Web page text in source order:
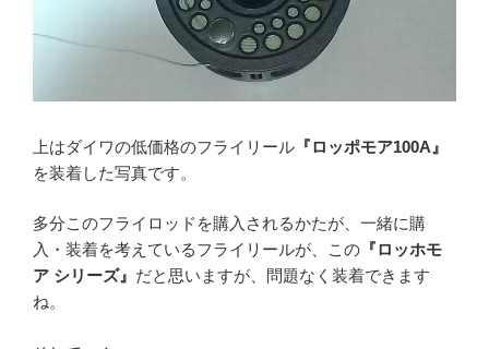
上はダイワの低価格のフライリール 『ロッポモア100A』
を装着した写真です。
多分このフライロッドを購入されるかたが、一緒に購
入・装着を考えているフライリールが、この 『ロッホモ
ア シリーズ』 だと思いますが、問題なく装着できます
ね。